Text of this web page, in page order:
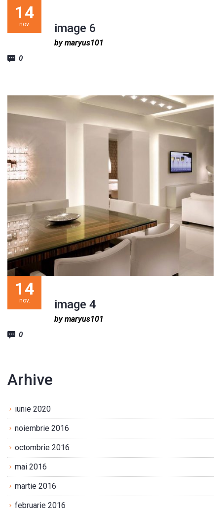
image 6
14
nov.
by maryus101
0
image 4
14
nov.
by maryus101
0
Arhive
iunie 2020
noiembrie 2016
octombrie 2016
mai 2016
martie 2016
februarie 2016